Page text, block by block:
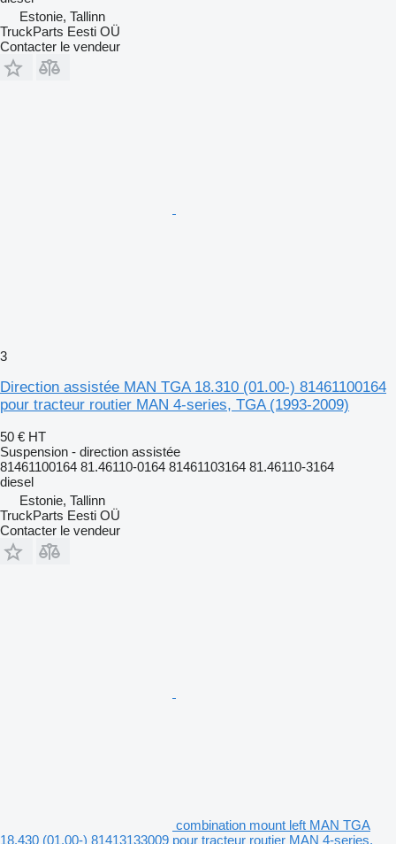
Estonie, Tallinn
TruckParts Eesti OÜ
Contacter le vendeur
3
Direction assistée MAN TGA 18.310 (01.00-) 81461100164
pour tracteur routier MAN 4-series, TGA (1993-2009)
50 € HT
Suspension - direction assistée
81461100164 81.46110-0164 81461103164 81.46110-3164
diesel
Estonie, Tallinn
TruckParts Eesti OÜ
Contacter le vendeur
combination mount left MAN TGA
18.430 (01.00-) 81413133009 pour tracteur routier MAN 4-series,